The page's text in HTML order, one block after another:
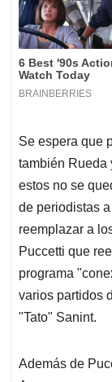
Se espera que
también Rueda
estos no se
de periodistas
reemplazar a
Puccetti que
programa
varios partidos
"Tato" Sanint.
Además de